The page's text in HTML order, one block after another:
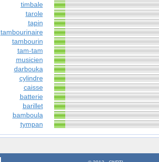
timbale
tarole
tapin
tambourinaire
tambourin
tam-tam
musicien
darbouka
cylindre
caisse
batterie
barillet
bamboula
tympan